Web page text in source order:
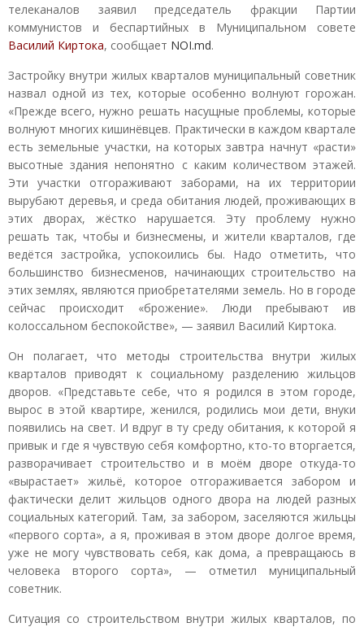
телеканалов заявил председатель фракции Партии
коммунистов и беспартийных в Муниципальном совете
Василий Киртока, сообщает NOI.md.
Застройку внутри жилых кварталов муниципальный советник
назвал одной из тех, которые особенно волнуют горожан.
«Прежде всего, нужно решать насущные проблемы, которые
волнуют многих кишинёвцев. Практически в каждом квартале
есть земельные участки, на которых завтра начнут «расти»
высотные здания непонятно с каким количеством этажей.
Эти участки отгораживают заборами, на их территории
вырубают деревья, и среда обитания людей, проживающих в
этих дворах, жёстко нарушается. Эту проблему нужно
решать так, чтобы и бизнесмены, и жители кварталов, где
ведётся застройка, успокоились бы. Надо отметить, что
большинство бизнесменов, начинающих строительство на
этих землях, являются приобретателями земель. Но в городе
сейчас происходит «брожение». Люди пребывают ив
колоссальном беспокойстве», — заявил Василий Киртока.
Он полагает, что методы строительства внутри жилых
кварталов приводят к социальному разделению жильцов
дворов. «Представьте себе, что я родился в этом городе,
вырос в этой квартире, женился, родились мои дети, внуки
появились на свет. И вдруг в ту среду обитания, к которой я
привык и где я чувствую себя комфортно, кто-то вторгается,
разворачивает строительство и в моём дворе откуда-то
«вырастает» жильё, которое отгораживается забором и
фактически делит жильцов одного двора на людей разных
социальных категорий. Там, за забором, заселяются жильцы
«первого сорта», а я, проживая в этом дворе долгое время,
уже не могу чувствовать себя, как дома, а превращаюсь в
человека второго сорта», — отметил муниципальный
советник.
Ситуация со строительством внутри жилых кварталов, по